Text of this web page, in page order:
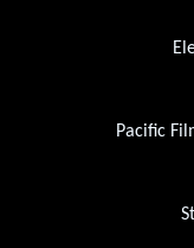
Pacific